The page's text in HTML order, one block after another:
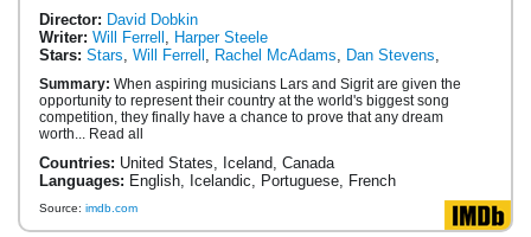
Director: David Dobkin
Writer: Will Ferrell
Harper Steele
Stars: Stars Will Ferrell Rachel McAdams Dan Stevens
Summary: When aspiring musicians Lars and Sigrit are given the
opportunity to represent their country at the world's biggest song
competition, they finally have a chance to prove that any dream
worth... Read all
Countries: United States, Iceland, Canada
Languages: English, Icelandic, Portuguese, French
Source: imdb.com